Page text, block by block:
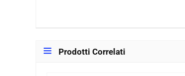
Prodotti Correlati